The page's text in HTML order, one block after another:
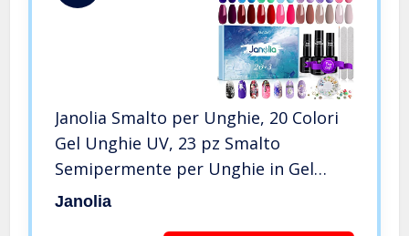
Janolia Smalto per Unghie, 20 Colori
Gel Unghie UV, 23 pz Smalto
Semipermente per Unghie in Gel
Unghie UV, Base e Top Coat Matt
Janolia